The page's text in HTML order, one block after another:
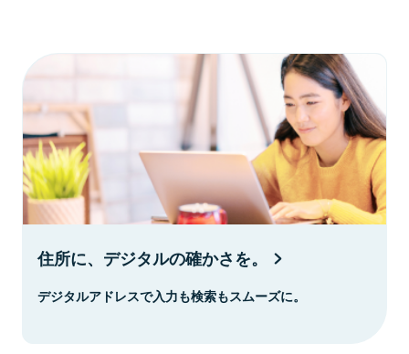
住所に、デジタルの確かさを。
デジタルアドレスで入力も検索もスムーズに。